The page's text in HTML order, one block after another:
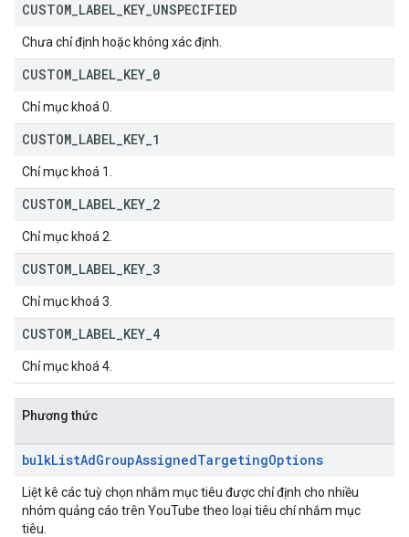
CUSTOM LABEL KEY UNSPECIFIED
Chưa chỉ định hoặc không xác định.
CUSTOM LABEL KEY 0
Chỉ mục khoá 0.
CUSTOM LABEL KEY 1
Chỉ mục khoá 1.
CUSTOM LABEL KEY 2
Chỉ mục khoá 2.
CUSTOM LABEL KEY 3
Chỉ mục khoá 3.
CUSTOM LABEL KEY 4
Chỉ mục khoá 4.
Phương thức
bulkListAdGroupAssignedTargetingOptions
Liệt kê các tuỳ chọn nhắm mục tiêu được chỉ định cho nhiều
nhóm quảng cáo trên YouTube theo loại tiêu chí nhắm mục
tiêu.